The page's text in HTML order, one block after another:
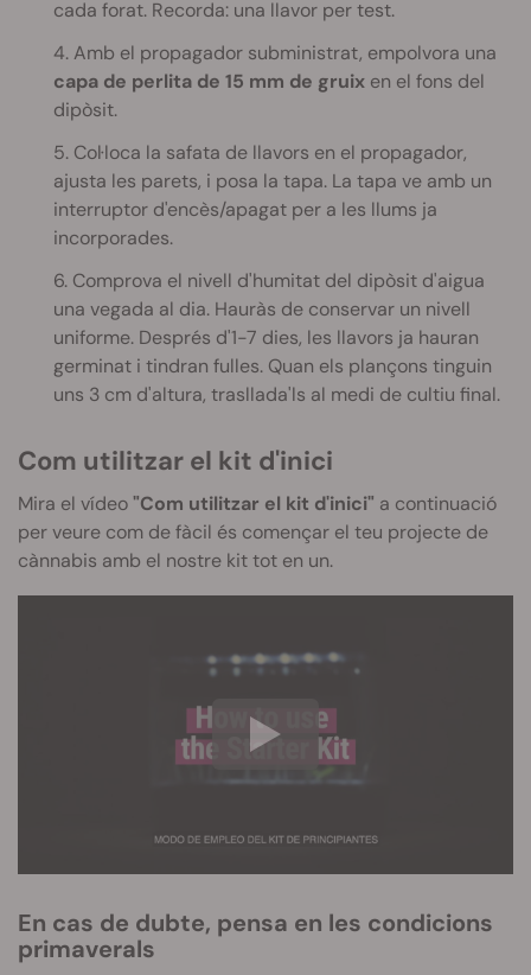
cada forat. Recorda: una llavor per test.
4. Amb el propagador subministrat, empolvora una
capa de perlita de 15 mm de gruix en el fons del
dipòsit.
5. Col·loca la safata de llavors en el propagador,
ajusta les parets, i posa la tapa. La tapa ve amb un
interruptor d'encès/apagat per a les llums ja
incorporades.
6. Comprova el nivell d'humitat del dipòsit d'aigua
una vegada al dia. Hauràs de conservar un nivell
uniforme. Després d'1-7 dies, les llavors ja hauran
germinat i tindran fulles. Quan els plançons tinguin
uns 3 cm d'altura, trasllada'ls al medi de cultiu final.
Com utilitzar el kit d'inici
Mira el vídeo"Com utilitzar el kit d'inici" a continuació
per veure com de fàcil és començar el teu projecte de
cànnabis amb el nostre kit tot en un.
En cas de dubte, pensa en les condicions
primaverals